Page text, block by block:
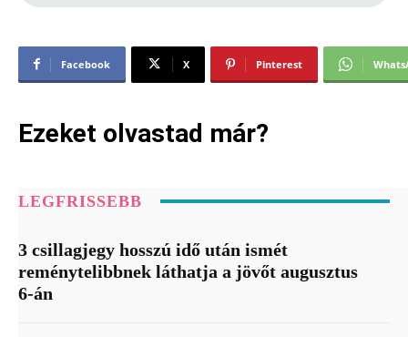
Facebook X Pinterest
Ezeket olvastad már?
LEGFRISSEBB
3 csillagjegy hosszú idő után ismét
reménytelibbnek láthatja a jövőt augusztus
6-án